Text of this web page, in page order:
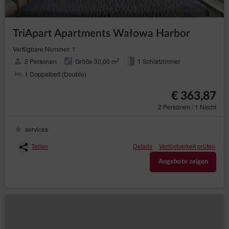
zgodnie z obowiązującym w dacie dokonania rezerwacji
Cennikiem
klimatycznej oraz opłaty za sprzątanie końcowe (pościele,
Opłaty za media (woda, gaz, prąd, ogrzewania) są wliczone w
koszt pobytu.
Opłata nie obejmuje dodatkowych usług takich jak: transfer z
lotniska, dodatkowa wymiana bielizny pościelowej oraz
Na życzenie Gościa TriApart ® może wystawić fakturę, za
uprzednim zaznaczeniem takiego życzenia wraz z podaniem
w celu przypisania w rachunku na podstawie które bedzie
Za zameldowanie w godzinach od 20:00 do 22:00 pobierana
jest opłata w wysokości 30 PLN, a za zameldowanie po godz.
22:00 – 00:00 pobierana jest opłata w wysokości 100 PLN,
TriApart Apartments Wałowa Harbor
Verfügbare Nummer: 1
2 Personen
Größe 30,00 m2
1 Schlafzimmer
1 Doppelbett (Double)
€ 363,87
2 Personen / 1 Nacht
services
Teilen
Details Verfügbarkeit prüfen
Angebote zeigen